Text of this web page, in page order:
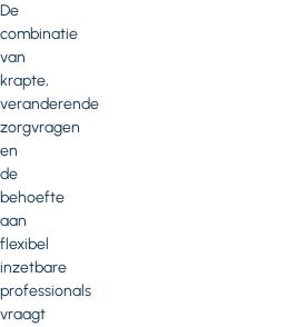
De
combinatie
van
krapte,
veranderende
zorgvragen
en
de
behoefte
aan
flexibel
inzetbare
professionals
vraagt